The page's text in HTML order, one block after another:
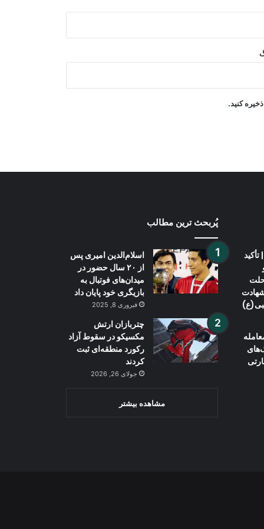
پاکستان ماهیت دفاعی دارد
کنید.
شهادت
پُربحث ترین مطالب
اسلام‌الدین امیری پس
از ۲۰ سال حضور در
میدان‌های فوتبال به
بازیگری خود پایان داد
فبروری 8, 2025
چتربازان ارتش
مکسیکو در سقوط آزاد
رکورد منطقه‌ای ثبت
کردند
جولای 26, 2026
مشاهده بیشتر